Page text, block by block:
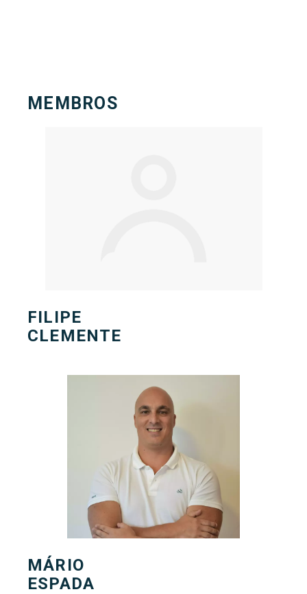
MEMBROS
FILIPE
CLEMENTE
MÁRIO
ESPADA